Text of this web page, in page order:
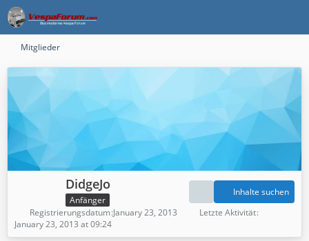
Mitglieder
DidgeJo
Anfänger
Inhalte suchen
Registrierungsdatum January 23, 2013
Letzte Aktivität
January 23, 2013 at 09:24